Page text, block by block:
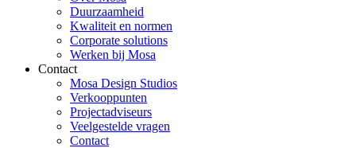
Duurzaamheid
Kwaliteit en normen
Corporate solutions
Werken bij Mosa
Contact
Mosa Design Studios
Verkooppunten
Projectadviseurs
Veelgestelde vragen
Contact